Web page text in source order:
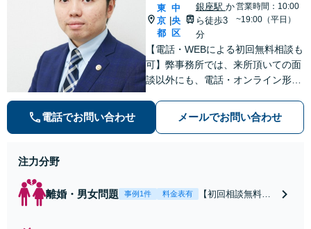
東
京
都
|
中
央
区
銀座駅 か
ら徒歩3
分
営業時間：10:00
~19:00（平日）
【電話・WEBによる初回無料相談も
可】弊事務所では、来所頂いての面
談以外にも、電話・オンライン形式
弁護士にご相談頂くことで、今のご
不安が和らぐとともに、問題解決の
電話でお問い合わせ メールでお問い合わせ
注力分野
離婚・男女問題 事例1件 料金表有
【初回相談無料】